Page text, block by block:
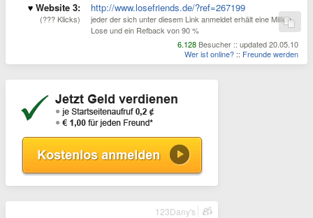
Website 3:
(??? Klicks)
http://www.losefriends.de/?ref=267199
jeder der sich unter diesem Link anmeldet erhält eine Million
Lose und ein Refback von 90 %
6.128 Besucher :: updated 20.05.10
Wer ist online? :: Freunde werden
123Dany's